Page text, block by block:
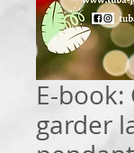
E-
garder